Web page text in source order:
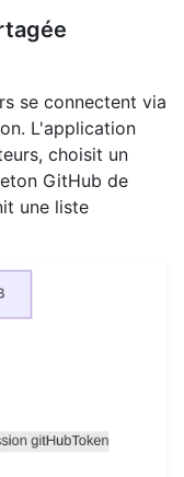
se connectent via
L'application
choisit un
GitHub de
une liste